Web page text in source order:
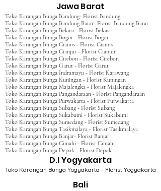
Jawa Barat
Toko Karangan Bunga Bandung- Florist Bandung
Toko Karangan Bunga Bandung Barat- Florist Bandung Barat
Toko Karangan Bunga Bekasi - Florist Bekasi
Toko Karangan Bunga Bogor - Florist Bogor
Toko Karangan Bunga Ciamis - Florist Ciamis
Toko Karangan Bunga Cianjur - Florist Cianjur
Toko Karangan Bunga Cirebon - Florist Cirebon
Toko Karangan Bunga Garut - Florist Garut
Toko Karangan Bunga Indramayu - Florist Karawang
Toko Karangan Bunga Kuningan - Florist Kuningan
Toko Karangan Bunga Majalengka - Florist Majalengka
Toko Karangan Bunga Pangandaraan - Florist Pangandaraan
Toko Karangan Bunga Purwakarta - Florist Purwakarta
Toko Karangan Bunga Subang - Florist Subang
Toko Karangan Bunga Sukabumi - Florist Sukabumi
Toko Karangan Bunga Sumedang - Florist Sumedang
Toko Karangan Bunga Tasikmalaya - Florist Tasikmalaya
Toko Karangan Bunga Banjar- Florist Banjar
Toko Karangan Bunga Cimahi - Florist Cimahi
Toko Karangan Bunga Depok - Florist Depok
D.I Yogyakarta
Toko Karangan Bunga Yogyakarta - Florist Yogyakarta
Bali